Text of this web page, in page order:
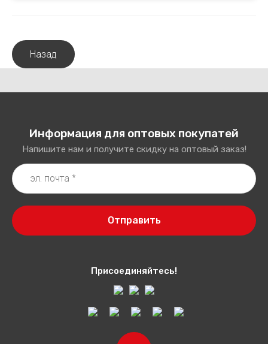
Назад
Присоединяйтесь!
Информация для оптовых покупатей
Напишите нам и получите скидку на оптовый заказ!
Отправить